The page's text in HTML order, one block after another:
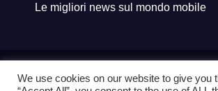
Le migliori news sul mondo mobile
Proudly powered by WordPress|Tema:
We use cookies on our website to give